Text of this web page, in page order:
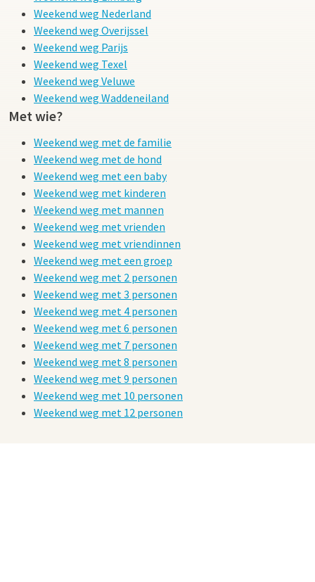
Weekend weg Nederland
Weekend weg Overijssel
Weekend weg Parijs
Weekend weg Texel
Weekend weg Veluwe
Weekend weg Waddeneiland
Met wie?
Weekend weg met de familie
Weekend weg met de hond
Weekend weg met een baby
Weekend weg met kinderen
Weekend weg met mannen
Weekend weg met vrienden
Weekend weg met vriendinnen
Weekend weg met een groep
Weekend weg met 2 personen
Weekend weg met 3 personen
Weekend weg met 4 personen
Weekend weg met 6 personen
Weekend weg met 7 personen
Weekend weg met 8 personen
Weekend weg met 9 personen
Weekend weg met 10 personen
Weekend weg met 12 personen